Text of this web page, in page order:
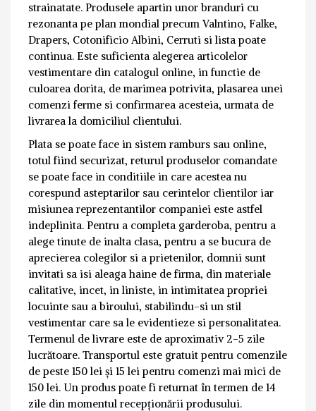
strainatate. Produsele apartin unor branduri cu
rezonanta pe plan mondial precum Valntino, Falke,
Drapers, Cotonificio Albini, Cerruti si lista poate
continua. Este suficienta alegerea articolelor
vestimentare din catalogul online, in functie de
culoarea dorita, de marimea potrivita, plasarea unei
comenzi ferme si confirmarea acesteia, urmata de
livrarea la domiciliul clientului.
Plata se poate face in sistem ramburs sau online,
totul fiind securizat, returul produselor comandate
se poate face in conditiile in care acestea nu
corespund asteptarilor sau cerintelor clientilor iar
misiunea reprezentantilor companiei este astfel
indeplinita. Pentru a completa garderoba, pentru a
alege tinute de inalta clasa, pentru a se bucura de
aprecierea colegilor si a prietenilor, domnii sunt
invitati sa isi aleaga haine de firma, din materiale
calitative, incet, in liniste, in intimitatea propriei
locuinte sau a biroului, stabilindu-si un stil
vestimentar care sa le evidentieze si personalitatea.
Termenul de livrare este de aproximativ 2-5 zile
lucrătoare. Transportul este gratuit pentru comenzile
de peste 150 lei și 15 lei pentru comenzi mai mici de
150 lei. Un produs poate fi returnat în termen de 14
zile din momentul recepționării produsului.